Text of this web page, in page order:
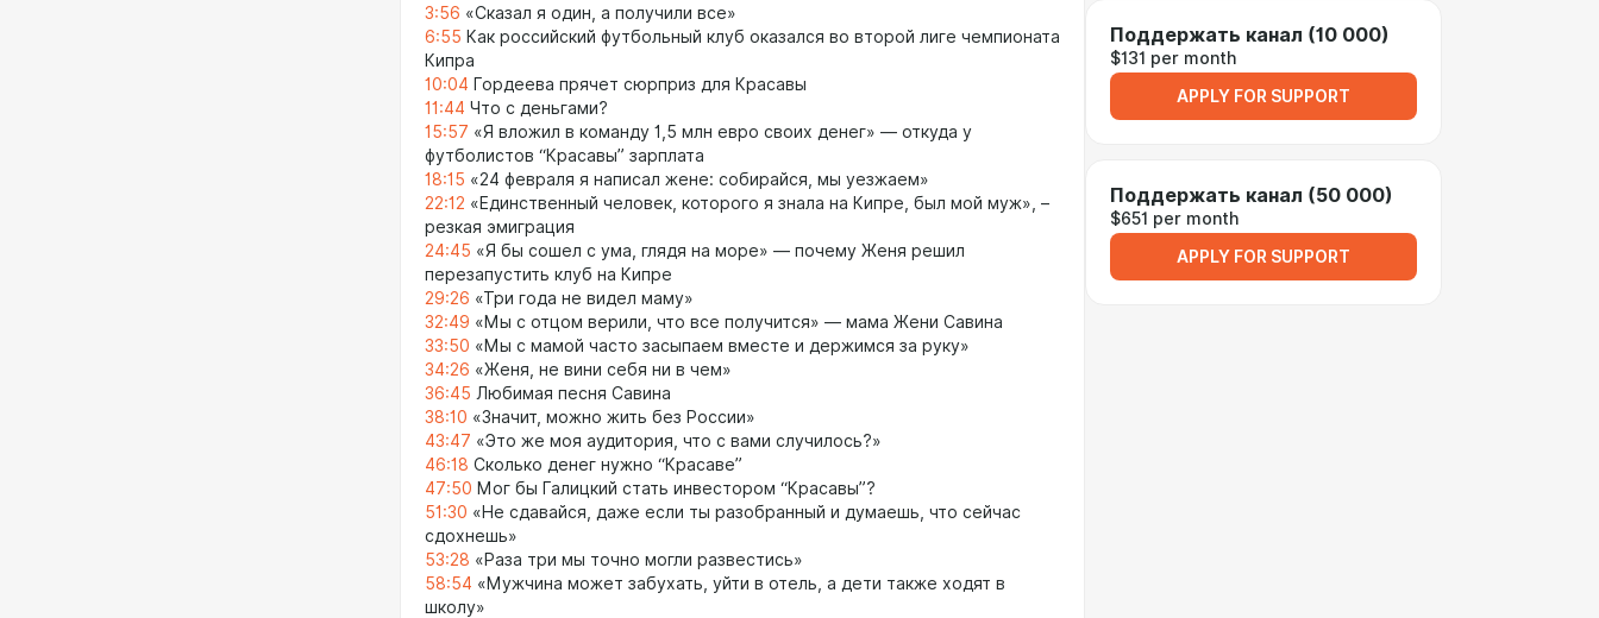
3:56 «Сказал я один, а получили все»
6:55 Как российский футбольный клуб оказался во второй лиге чемпионата
Кипра
10:04 Гордеева прячет сюрприз для Красавы
11:44 Что с деньгами?
15:57 «Я вложил в команду 1,5 млн евро своих денег» — откуда у
футболистов “Красавы” зарплата
18:15 «24 февраля я написал жене: собирайся, мы уезжаем»
22:12 «Единственный человек, которого я знала на Кипре, был мой муж», –
резкая эмиграция
24:45 «Я бы сошел с ума, глядя на море» — почему Женя решил
перезапустить клуб на Кипре
29:26 «Три года не видел маму»
32:49 «Мы с отцом верили, что все получится» — мама Жени Савина
33:50 «Мы с мамой часто засыпаем вместе и держимся за руку»
34:26 «Женя, не вини себя ни в чем»
36:45 Любимая песня Савина
38:10 «Значит, можно жить без России»
43:47 «Это же моя аудитория, что с вами случилось?»
46:18 Сколько денег нужно “Красаве”
47:50 Мог бы Галицкий стать инвестором “Красавы”?
51:30 «Не сдавайся, даже если ты разобранный и думаешь, что сейчас
сдохнешь»
53:28 «Раза три мы точно могли развестись»
58:54 «Мужчина может забухать, уйти в отель, а дети также ходят в
школу»
Поддержать канал (10 000)
$131 per month
APPLY FOR SUPPORT
Поддержать канал (50 000)
$651 per month
APPLY FOR SUPPORT